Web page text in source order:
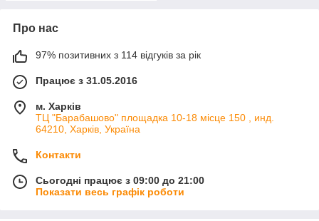
Про нас
97% позитивних з 114 відгуків за рік
Працює з 31.05.2016
м. Харків
ТЦ "Барабашово" площадка 10-18 місце 150 , инд.
64210, Харків, Україна
Контакти
Сьогодні працює з 09:00 до 21:00
Показати весь графік роботи